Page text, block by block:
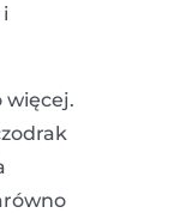
i
więcej.